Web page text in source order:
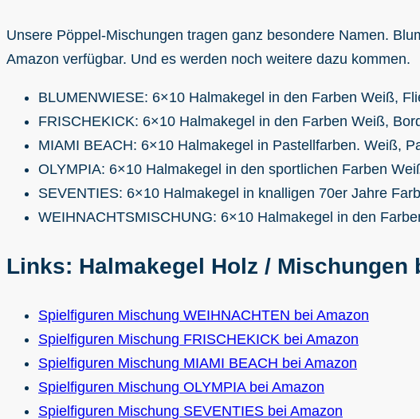
Unsere Pöppel-Mischungen tragen ganz besondere Namen.
Amazon verfügbar. Und es werden noch weitere dazu kommen.
BLUMENWIESE: 6×10 Halmakegel in den Farben Weiß,
FRISCHEKICK: 6×10 Halmakegel in den Farben Weiß,
MIAMI BEACH: 6×10 Halmakegel in Pastellfarben. Weiß,
OLYMPIA: 6×10 Halmakegel in den sportlichen Farben
SEVENTIES: 6×10 Halmakegel in knalligen 70er Jahre
WEIHNACHTSMISCHUNG: 6×10 Halmakegel in den
Links: Halmakegel Holz / Mischungen
Spielfiguren Mischung WEIHNACHTEN bei Amazon
Spielfiguren Mischung FRISCHEKICK bei Amazon
Spielfiguren Mischung MIAMI BEACH bei Amazon
Spielfiguren Mischung OLYMPIA bei Amazon
Spielfiguren Mischung SEVENTIES bei Amazon